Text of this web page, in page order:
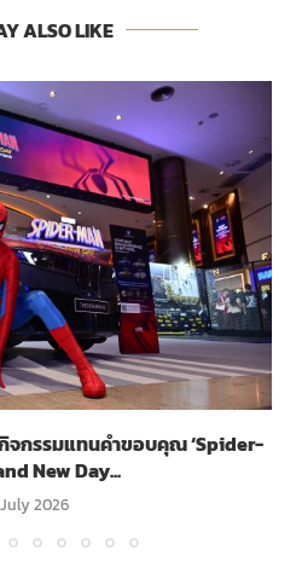
ALSO LIKE
จกรรมแทนคำขอบคุณ ‘Spider-
New Day...
July 2026